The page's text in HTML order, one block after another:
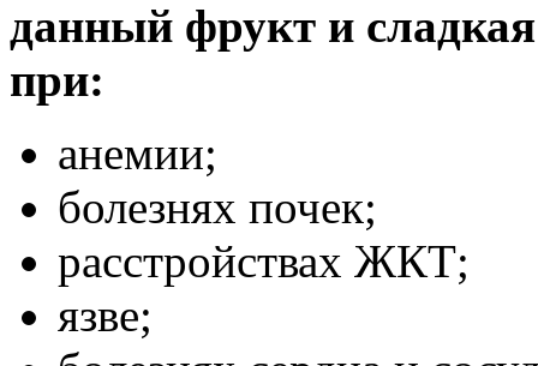
данный фрукт и
при:
анемии;
болезнях почек;
расстройствах ЖКТ;
язве;